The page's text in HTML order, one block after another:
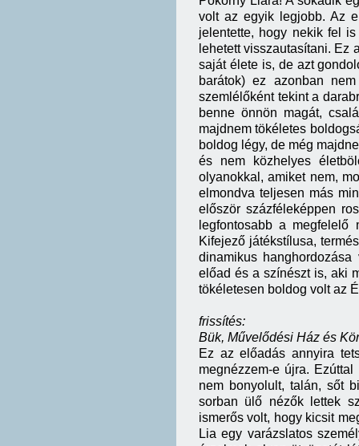
volt az egyik legjobb. Az
jelentette, hogy nekik fel
lehetett visszautasítani. Ez
saját élete is, de azt
barátok) ez azonban
szemlélőként tekint a
benne önnön magát,
majdnem tökéletes
boldog légy, de még
és nem közhelyes
olyanokkal, amiket nem,
elmondva teljesen más
először százféleképpen
legfontosabb a
Kifejező játékstílusa,
dinamikus
előad és a színészt is, aki
tökéletesen boldog volt az
frissítés:
Bük, Művelődési Ház és
Ez az előadás annyira
megnézzem-e újra.
nem bonyolult, talán, sőt
sorban ülő nézők lettek
ismerős volt, hogy kicsit
Lia egy varázslatos